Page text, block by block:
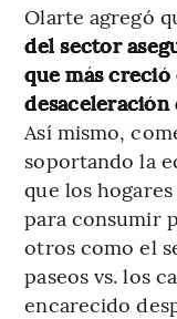
Olarte agregó
del sector
que más
Así mismo,
soportando la
que los
para consumir
otros como el
paseos vs. los
encarecido